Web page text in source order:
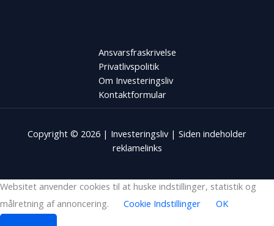
Ansvarsfraskrivelse
Privatlivspolitik
Om Investeringsliv
Kontaktformular
Copyright © 2026 | Investeringsliv | Siden indeholder
reklamelinks
Websitet anvender cookies til at huske indstillinger, statistik og
målretning af annoncering.
Cookie Indstillinger OK